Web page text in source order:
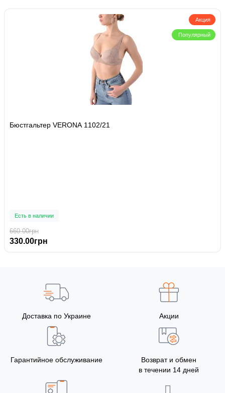
Акция
Популярный
Бюстгальтер VERONA 1102/21
Есть в наличии
660.00грн
330.00грн
Доставка по Украине Акции
Гарантийное обслуживание
Возврат и обмен
в течении 14 дней